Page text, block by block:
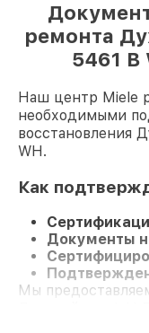
ремонта
5461 B
Наш центр Miele
необходимыми
восстановления
WH.
Как
Документы
Мы